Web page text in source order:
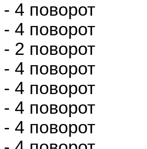
- 4 поворот
- 4 поворот
- 2 поворот
- 4 поворот
- 4 поворот
- 4 поворот
- 4 поворот